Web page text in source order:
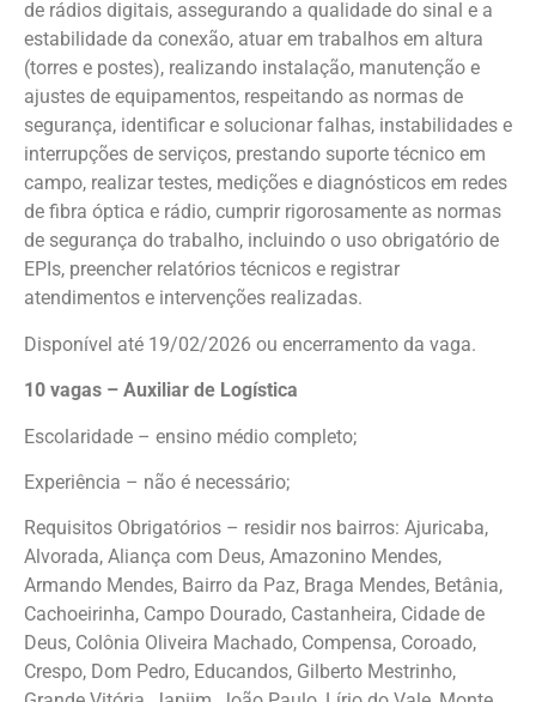
de rádios digitais, assegurando a qualidade do sinal e a
estabilidade da conexão, atuar em trabalhos em altura
(torres e postes), realizando instalação, manutenção e
ajustes de equipamentos, respeitando as normas de
segurança, identificar e solucionar falhas, instabilidades e
interrupções de serviços, prestando suporte técnico em
campo, realizar testes, medições e diagnósticos em redes
de fibra óptica e rádio, cumprir rigorosamente as normas
de segurança do trabalho, incluindo o uso obrigatório de
EPIs, preencher relatórios técnicos e registrar
atendimentos e intervenções realizadas.
Disponível até 19/02/2026 ou encerramento da vaga.
10 vagas – Auxiliar de Logística
Escolaridade – ensino médio completo;
Experiência – não é necessário;
Requisitos Obrigatórios – residir nos bairros: Ajuricaba,
Alvorada, Aliança com Deus, Amazonino Mendes,
Armando Mendes, Bairro da Paz, Braga Mendes, Betânia,
Cachoeirinha, Campo Dourado, Castanheira, Cidade de
Deus, Colônia Oliveira Machado, Compensa, Coroado,
Crespo, Dom Pedro, Educandos, Gilberto Mestrinho,